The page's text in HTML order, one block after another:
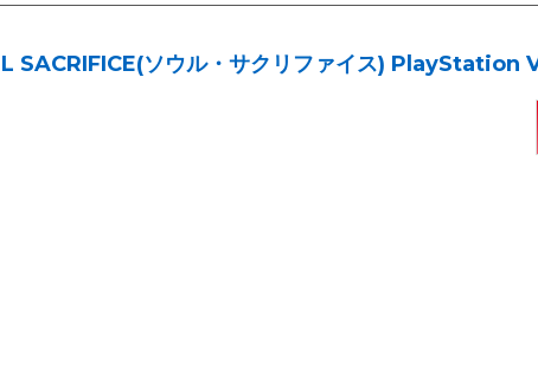
SACRIFICE(ソウル・サクリファイス)